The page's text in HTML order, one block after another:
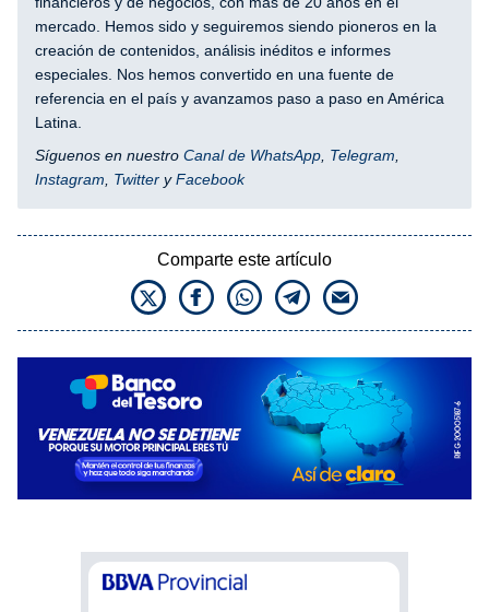
mercado. Hemos sido y seguiremos siendo pioneros en la
creación de contenidos, análisis inéditos e informes
especiales. Nos hemos convertido en una fuente de
referencia en el país y avanzamos paso a paso en América
Latina.
Síguenos en nuestro Canal de WhatsApp Telegram
Instagram
Twitter yFacebook
Comparte este artículo